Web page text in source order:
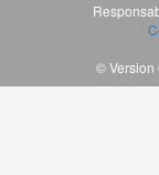
© Version